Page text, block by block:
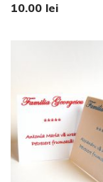
10.00 lei